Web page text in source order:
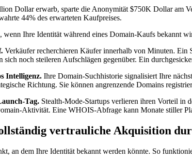
Dollar erwarb, sparte die Anonymität $750K Dollar am
44% des erwarteten Kaufpreises.
wenn Ihre Identität während eines Domain-Kaufs bekannt
Verkäufer recherchieren Käufer innerhalb von Minuten.
sich noch steileren Aufschlägen gegenüber. Ein
Intelligenz. Ihre Domain-Suchhistorie signalisiert Ihre
Richtung. Sie können angrenzende Domains
Tag. Stealth-Mode-Startups verlieren ihren Vorteil in
Aktivität. Eine WHOIS-Abfrage kann Monate stiller
vertrauliche Akquisition
an dem Ihre Identität bekannt werden könnte. So